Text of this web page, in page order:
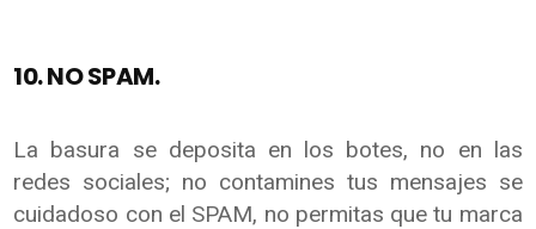
10. NO SPAM.
La basura se deposita en los botes, no en las
redes sociales; no contamines tus mensajes se
cuidadoso con el SPAM, no permitas que tu marca